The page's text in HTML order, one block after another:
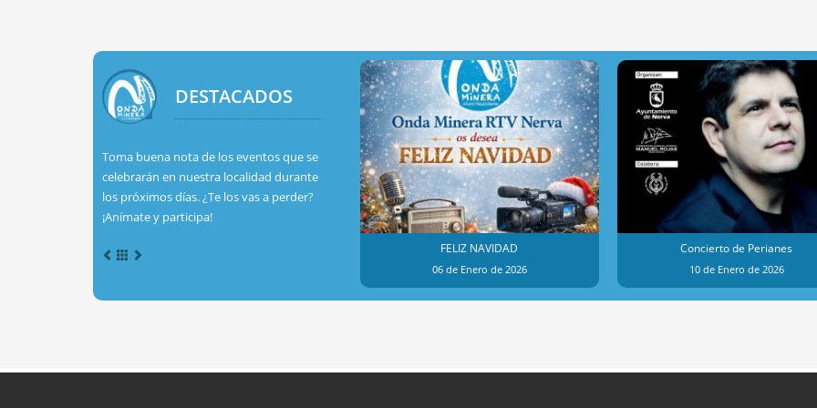
DESTACADOS
Toma buena nota de los eventos que se
celebrarán en nuestra localidad durante
los próximos días. ¿Te los vas a perder?
¡Anímate y participa!
FELIZ NAVIDAD
06 de Enero de 2026
Concierto de Perianes
10 de Enero de 2026